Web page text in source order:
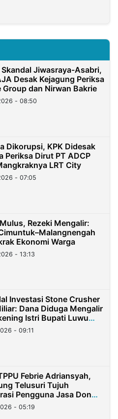
Skandal Jiwasraya-Asabri,
Desak Kejagung Periksa
Group dan Nirwan Bakrie
- 08:50
Dikorupsi, KPK Didesak
Periksa Dirut PT ADCP
LRT City
- 07:05
Rezeki Mengalir:
Ekonomi Warga
- 13:13
Investasi Stone Crusher
Dana Diduga Mengalir
Istri Bupati Luwu
- 09:11
Febrie Adriansyah,
Telusuri Tujuh
Pengguna Jasa Don
- 05:19